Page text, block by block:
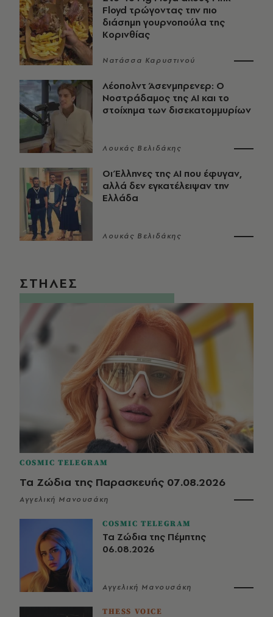
Floyd τρώγοντας την πιο
διάσημη γουρνοπούλα της
Κορινθίας
Νατάσσα Καρυστινού
Λέοπολντ Άσενμπρενερ: Ο
Νοστράδαμος της AI και το
στοίχημα των δισεκατομμυρίων
Λουκάς Βελιδάκης
Οι Έλληνες της ΑΙ που έφυγαν,
αλλά δεν εγκατέλειψαν την
Ελλάδα
Λουκάς Βελιδάκης
ΣΤΗΛΕΣ
COSMIC TELEGRAM
Τα Ζώδια της Παρασκευής 07.08.2026
Αγγελική Μανουσάκη
COSMIC TELEGRAM
Τα Ζώδια της Πέμπτης
06.08.2026
Αγγελική Μανουσάκη
THESS VOICE